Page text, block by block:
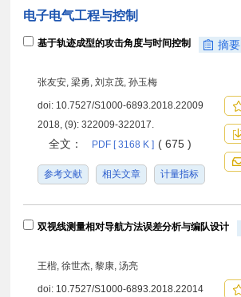
电子电气工程与控制
基于轨迹成型的攻击角度与时间控制 摘要
张友安, 梁勇, 刘京茂, 孙玉梅
doi: 10.7527/S1000-6893.2018.22009
2018, (9): 322009-322017.
全文： PDF [ 3168 K ] ( 675 )
参考文献 相关文章 计量指标
双视线测量相对导航方法误差分析与编队设计
王楷, 徐世杰, 黎康, 汤亮
doi: 10.7527/S1000-6893.2018.22014